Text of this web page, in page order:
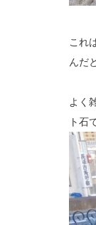
これ
んだ
よく
ト石